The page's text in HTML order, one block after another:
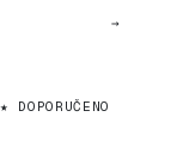
→
★ DOPORUČENO